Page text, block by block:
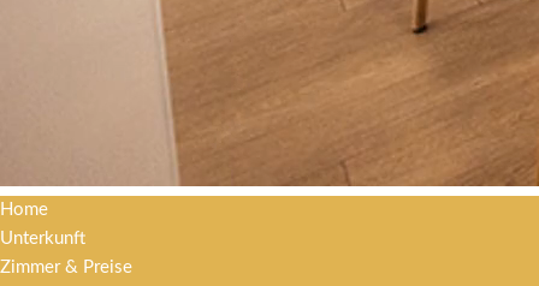
Home
Unterkunft
Zimmer & Preise